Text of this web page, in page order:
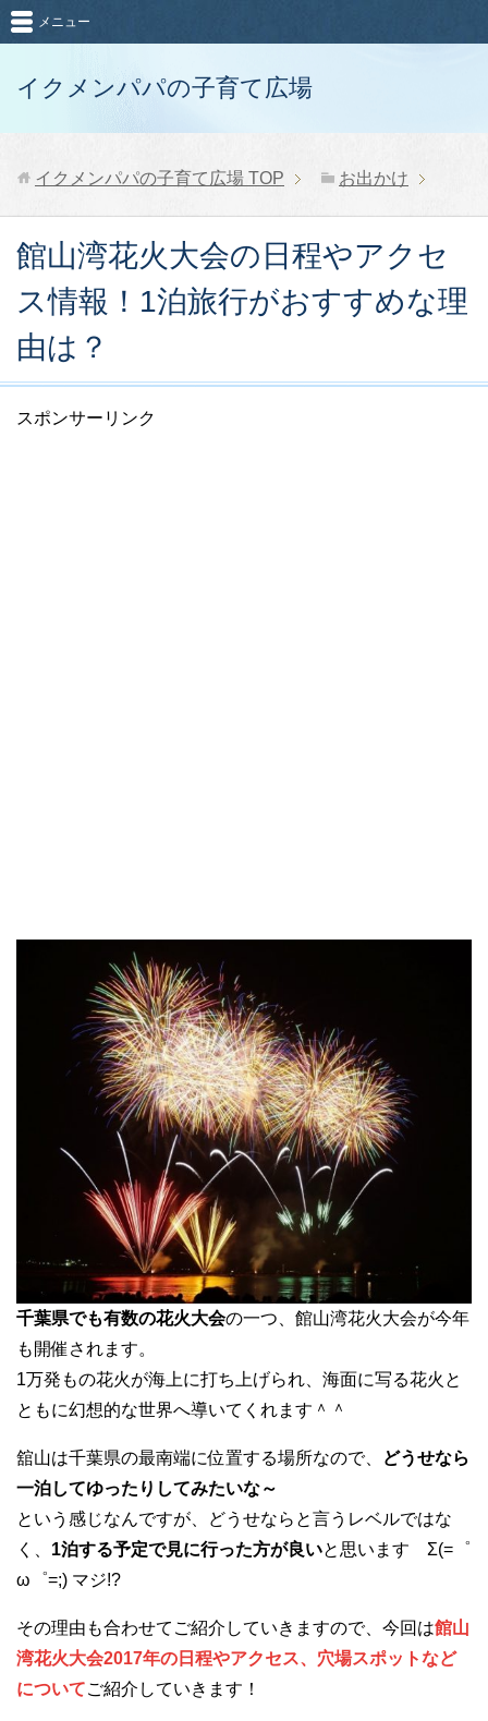
イクメンパパの子育て広場
メニュー
イクメンパパの子育て広場 TOP お出かけ
館山湾花火大会の日程やアクセ
ス情報！1泊旅行がおすすめな理
由は？
スポンサーリンク
千葉県でも有数の花火大会の一つ、館山湾花火大会が今年
も開催されます。
1万発もの花火が海上に打ち上げられ、海面に写る花火と
ともに幻想的な世界へ導いてくれます＾＾
舘山は千葉県の最南端に位置する場所なので、
どうせなら
一泊してゆったりしてみたいな～
という感じなんですが、どうせならと言うレベルではな
く、 1泊する予定で見に行った方が良いと思います Σ(=゜
ω゜=;) マジ!?
その理由も合わせてご紹介していきますので、今回は館山
湾花火大会2017年の日程やアクセス、穴場スポットなど
についてご紹介していきます！